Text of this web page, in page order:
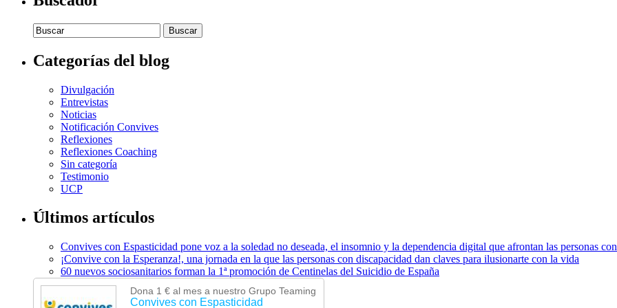
Buscar:
Categorías del blog
Divulgación
Entrevistas
Noticias
Notificación Convives
Reflexiones
Reflexiones Coaching
Sin categoría
Testimonio
UCP
Últimos artículos
Convives con Espasticidad pone voz a la soledad no deseada, el insomnio y la dependencia digital que afrontan las personas
¡Convive con la Esperanza!, una jornada en la que las personas con discapacidad dan claves para ilusionarte con la vida
60 nuevos sociosanitarios forman la 1ª promoción de Centinelas del Suicidio de España